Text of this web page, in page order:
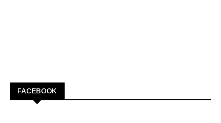
FACEBOOK